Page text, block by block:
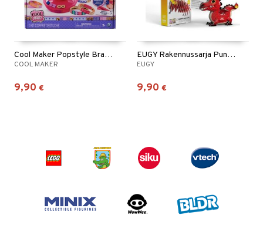
Cool Maker Popstyle Bracelet Maker
COOL MAKER
9,90 €
EUGY Rakennussarja Punainen Lohikäärme
EUGY
9,90 €